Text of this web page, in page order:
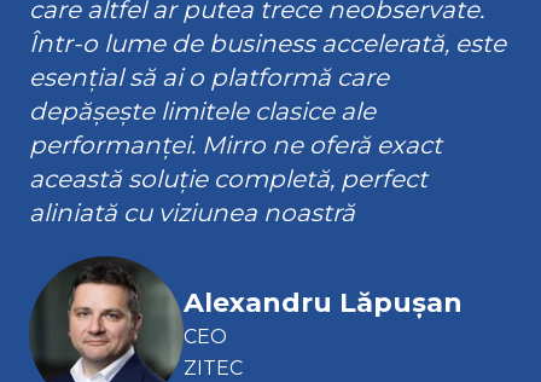
care altfel ar putea trece neobservate.
Într-o lume de business accelerată, este
esențial să ai o platformă care
depășește limitele clasice ale
performanței. Mirro ne oferă exact
această soluție completă, perfect
aliniată cu viziunea noastră
Alexandru Lăpușan
CEO
ZITEC